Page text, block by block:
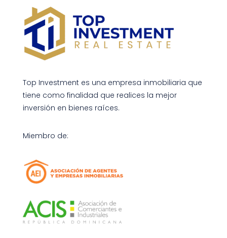
Top Investment es una empresa inmobiliaria que
tiene como finalidad que realices la mejor
inversión en bienes raíces.
Miembro de: